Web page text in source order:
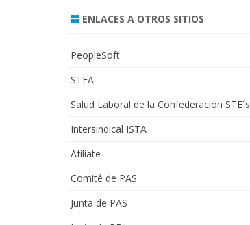
ENLACES A OTROS SITIOS
PeopleSoft
STEA
Salud Laboral de la Confederación STE´s
Intersindical ISTA
Afíliate
Comité de PAS
Junta de PAS